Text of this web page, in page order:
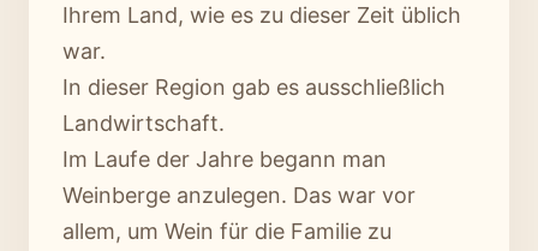
Ihrem Land, wie es zu dieser Zeit üblich
war.
In dieser Region gab es ausschließlich
Landwirtschaft.
Im Laufe der Jahre begann man
Weinberge anzulegen. Das war vor
allem, um Wein für die Familie zu